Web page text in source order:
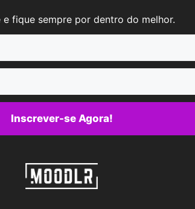
e fique sempre por dentro do melhor.
Inscrever-se Agora!